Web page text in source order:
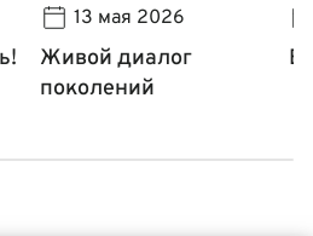
13 мая 2026
Живой диалог
поколений